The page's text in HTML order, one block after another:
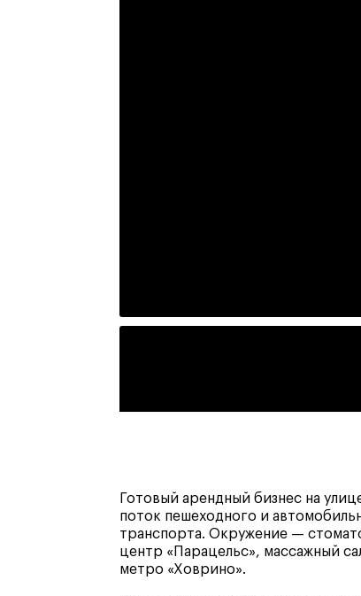
Готовый арендный бизнес на
поток пешеходного и
транспорта. Окружение —
центр «Парацельс», массажный
метро «Ховрино».